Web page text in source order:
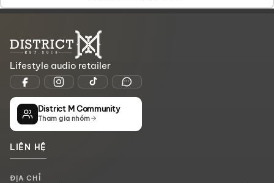
Lifestyle audio retailer
District M Community
Tham gia nhóm
LIÊN HỆ
ĐỊA CHỈ